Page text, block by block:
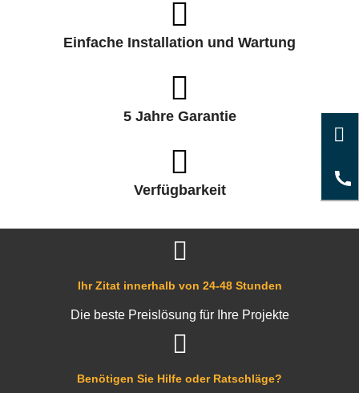
Einfache Installation und Wartung
5 Jahre Garantie
Verfügbarkeit
Benötigen Sie Hilfe oder Ratschläge?
Ihr Zitat innerhalb von 24-48 Stunden
Die beste Preislösung für Ihre Projekte